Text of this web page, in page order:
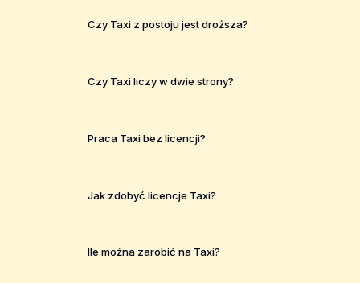
Czy Taxi z postoju jest droższa?
Czy Taxi liczy w dwie strony?
Praca Taxi bez licencji?
Jak zdobyć licencje Taxi?
Ile można zarobić na Taxi?